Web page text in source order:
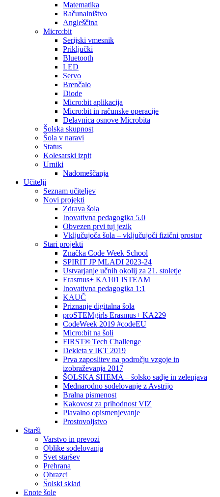
Matematika
Računalništvo
Angleščina
Micro:bit
Serijski vmesnik
Priključki
Bluetooth
LED
Servo
Brenčalo
Diode
Micro:bit aplikacija
Micro:bit in računske operacije
Delavnica osnove Microbita
Šolska skupnost
Šola v naravi
Status
Kolesarski izpit
Urniki
Nadomeščanja
Učitelji
Seznam učiteljev
Novi projekti
Zdrava šola
Inovativna pedagogika 5.0
Obvezen prvi tuj jezik
Vključujoča šola – vključujoči fizični prostor
Stari projekti
Značka Code Week School
SPIRIT JP MLADI 2023-24
Ustvarjanje učnih okolij za 21. stoletje
Erasmus+ KA101 lSTEAM
Inovativna pedagogika 1:1
KAUČ
Priznanje digitalna šola
proSTEMgirls Erasmus+ KA229
CodeWeek 2019 #codeEU
Micro:bit na šoli
FIRST® Tech Challenge
Dekleta v IKT 2019
Prva zaposlitev na področju vzgoje in
izobraževanja 2017
ŠOLSKA SHEMA – šolsko sadje in zelenjava
Mednarodno sodelovanje z Avstrijo
Bralna pismenost
Kakovost za prihodnost VIZ
Plavalno opismenjevanje
Prostovoljstvo
Starši
Varstvo in prevozi
Oblike sodelovanja
Svet staršev
Prehrana
Obrazci
Šolski sklad
Enote šole